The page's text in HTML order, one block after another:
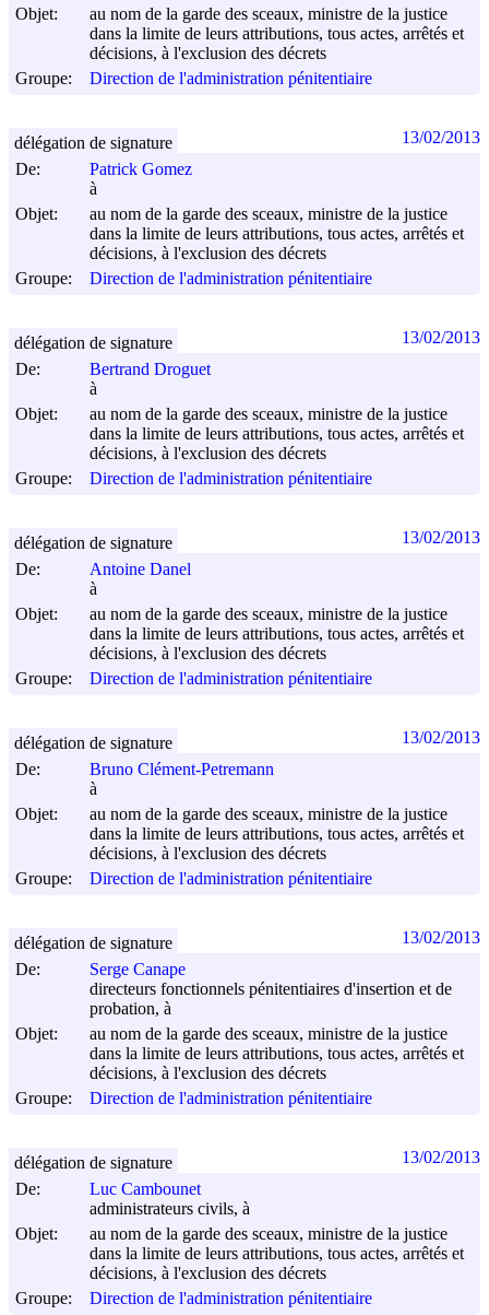
Objet:
au nom de la garde des sceaux, ministre de la justice
dans la limite de leurs attributions, tous actes, arrêtés et
décisions, à l'exclusion des décrets
Groupe:
Direction de l'administration pénitentiaire
De:
Patrick Gomez
à
Objet:
au nom de la garde des sceaux, ministre de la justice
dans la limite de leurs attributions, tous actes, arrêtés et
décisions, à l'exclusion des décrets
Groupe:
Direction de l'administration pénitentiaire
délégation de signature 13/02/2013
De:
Bertrand Droguet
à
Objet:
au nom de la garde des sceaux, ministre de la justice
dans la limite de leurs attributions, tous actes, arrêtés et
décisions, à l'exclusion des décrets
Groupe:
Direction de l'administration pénitentiaire
délégation de signature 13/02/2013
De:
Antoine Danel
à
Objet:
au nom de la garde des sceaux, ministre de la justice
dans la limite de leurs attributions, tous actes, arrêtés et
décisions, à l'exclusion des décrets
Groupe:
Direction de l'administration pénitentiaire
délégation de signature 13/02/2013
De:
Bruno Clément-Petremann
à
Objet:
au nom de la garde des sceaux, ministre de la justice
dans la limite de leurs attributions, tous actes, arrêtés et
décisions, à l'exclusion des décrets
Groupe:
Direction de l'administration pénitentiaire
délégation de signature 13/02/2013
De:
Serge Canape
directeurs fonctionnels pénitentiaires d'insertion et de
probation, à
Objet:
au nom de la garde des sceaux, ministre de la justice
dans la limite de leurs attributions, tous actes, arrêtés et
décisions, à l'exclusion des décrets
Groupe:
Direction de l'administration pénitentiaire
délégation de signature 13/02/2013
De:
Luc Cambounet
administrateurs civils, à
Objet:
au nom de la garde des sceaux, ministre de la justice
dans la limite de leurs attributions, tous actes, arrêtés et
décisions, à l'exclusion des décrets
Groupe:
Direction de l'administration pénitentiaire
délégation de signature 13/02/2013